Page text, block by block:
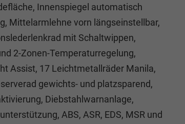
Innenspiegel automatisch
Mittelarmlehne vorn längseinstellbar,
mit Schaltwippen,
2-Zonen-Temperaturregelung,
Assist, 17 Leichtmetallräder Manila,
gewichts- und platzsparend,
Diebstahlwarnanlage,
ABS, ASR, EDS, MSR und